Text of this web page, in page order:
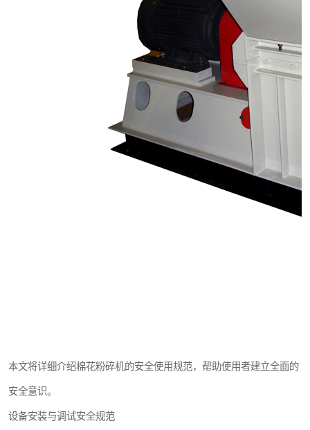
本文将详细介绍棉花粉碎机的安全使用规范，帮助使用者建立全面的
安全意识。
设备安装与调试安全规范